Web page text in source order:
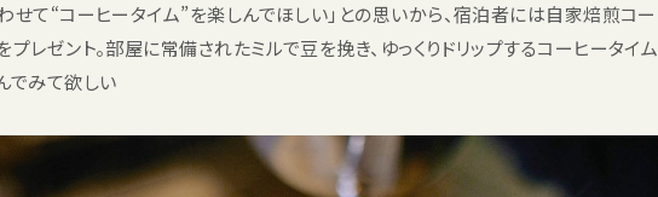
せて“コーヒータイム”を楽しんでほしい」との思いから、宿泊者には自家焙煎コー
プレゼント。部屋に常備されたミルで豆を挽き、ゆっくりドリップするコーヒータイム
でみて欲しい